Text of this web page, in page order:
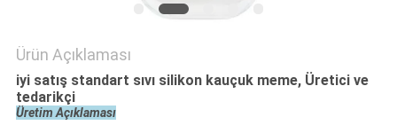
Ürün Açıklaması
iyi satış standart sıvı silikon kauçuk meme, Üretici ve
tedarikçi
Üretim Açıklaması